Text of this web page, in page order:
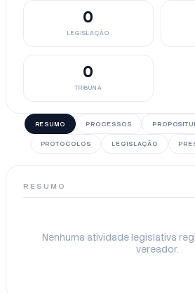
0
LEGISLAÇÃO
0
TRIBUNA
RESUMO PROCESSOS
PROTOCOLOS LEGISLAÇÃO
RESUMO
Nenhuma atividade legislativa
vereador.